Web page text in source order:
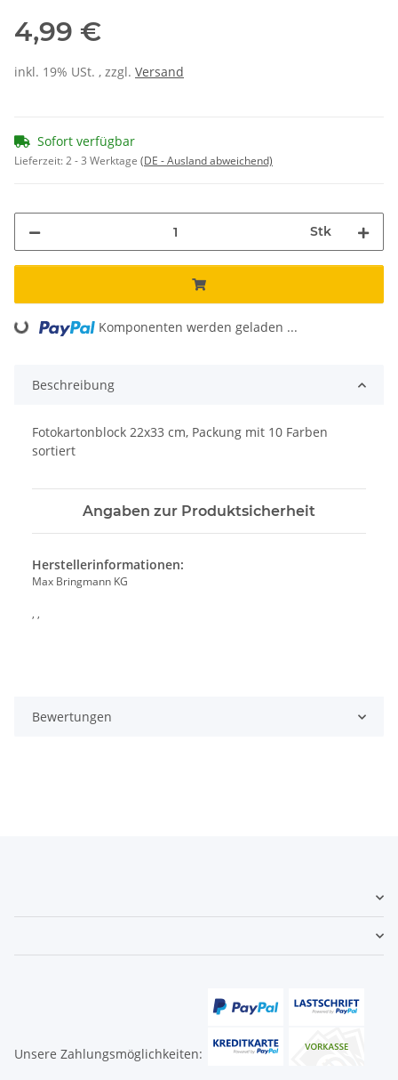
4,99 €
inkl. 19% USt. , zzgl. Versand
Sofort verfügbar
Lieferzeit:2 - 3 Werktage (DE - Ausland abweichend)
Stk
Komponenten werden geladen ...
Beschreibung
Fotokartonblock 22x33 cm, Packung mit 10 Farben
sortiert
Angaben zur Produktsicherheit
Herstellerinformationen:
Max Bringmann KG
, ,
Bewertungen
Unsere Zahlungsmöglichkeiten: